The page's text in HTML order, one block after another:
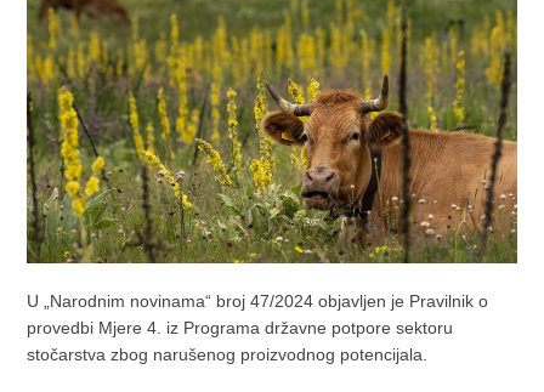
U „Narodnim novinama“ broj 47/2024 objavljen je Pravilnik o
provedbi Mjere 4. iz Programa državne potpore sektoru
stočarstva zbog narušenog proizvodnog potencijala.